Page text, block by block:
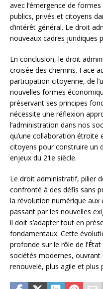
avec l’émergence de
publics, privés et citoyens
d’intérêt général. Le droit
nouveaux cadres juridiques
En conclusion, le droit
croisée des chemins. Face
participation citoyenne, de
nouvelles formes
préservant ses principes
nécessite une réflexion
l’administration dans nos
qu’une collaboration
citoyens pour construire un
enjeux du 21e siècle.
Le droit administratif, pilier
confronté à des défis sans
la révolution numérique aux
passant par les nouvelles
il doit s’adapter tout en
fondamentaux. Cette
profonde sur le rôle de
sociétés modernes,
renouvelé, plus agile et plus